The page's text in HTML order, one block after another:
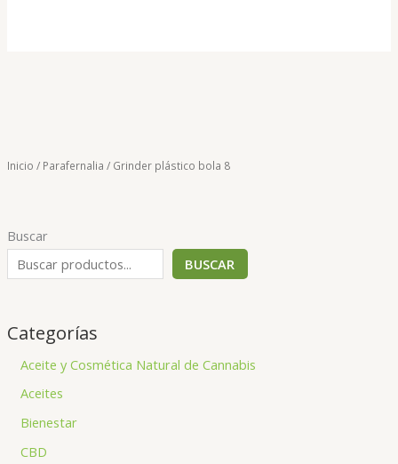
Inicio / Parafernalia / Grinder plástico bola 8
Buscar
BUSCAR
Categorías
Aceite y Cosmética Natural de Cannabis
Aceites
Bienestar
CBD